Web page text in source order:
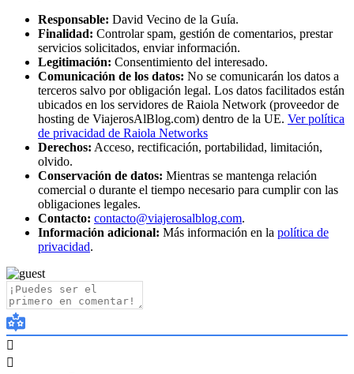
Responsable: David Vecino de la Guía.
Finalidad: Controlar spam, gestión de comentarios, prestar
servicios solicitados, enviar información.
Legitimación: Consentimiento del interesado.
Comunicación de los datos: No se comunicarán los datos a
terceros salvo por obligación legal. Los datos facilitados están
ubicados en los servidores de Raiola Network (proveedor de
hosting de ViajerosAlBlog.com) dentro de la UE. Ver política
de privacidad de Raiola Networks
Derechos: Acceso, rectificación, portabilidad, limitación,
olvido.
Conservación de datos: Mientras se mantenga relación
comercial o durante el tiempo necesario para cumplir con las
obligaciones legales.
Contacto: contacto@viajerosalblog.com.
Información adicional: Más información en la política de
privacidad.